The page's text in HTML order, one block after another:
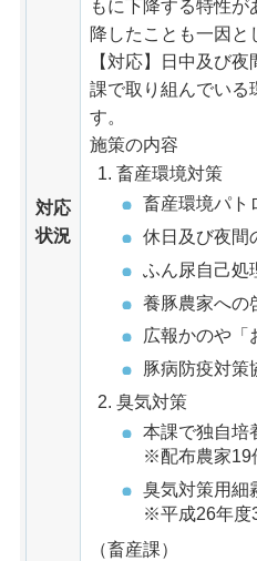
対応
状況
もに下降する特性
降したことも一因と
【対応】日中及び
課で取り組んでいる
す。
施策の内容
畜産環境対策
畜産環境パト
休日及び夜間
ふん尿自己処
養豚農家への
広報かのや「
豚病防疫対策
臭気対策
本課で独自培
※配布農家19
臭気対策用細
※平成26年度
（畜産課）